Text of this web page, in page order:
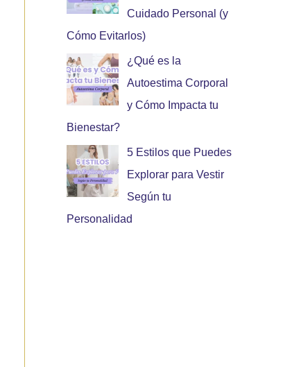
Cuidado Personal (y
Cómo Evitarlos)
¿Qué es la
Autoestima Corporal
y Cómo Impacta tu
Bienestar?
5 Estilos que Puedes
Explorar para Vestir
Según tu
Personalidad